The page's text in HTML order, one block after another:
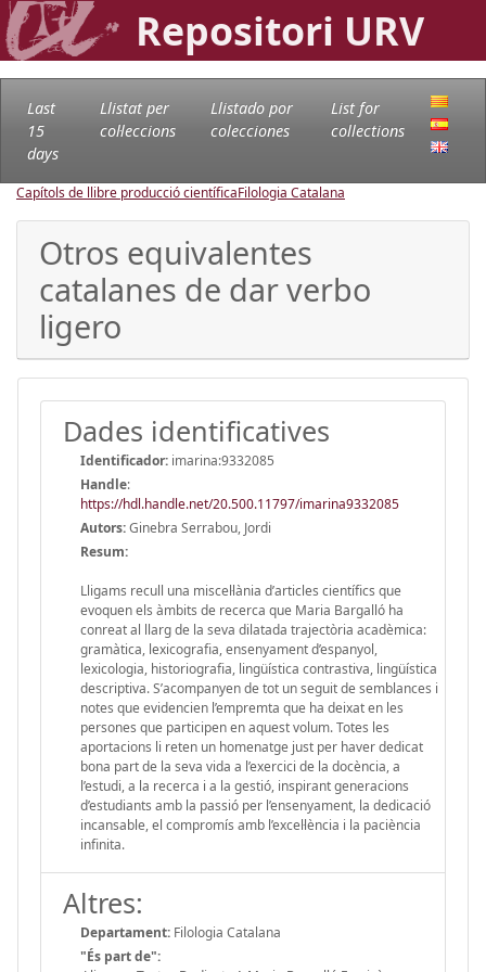
Repositori URV
Last
15
days
Llistat per
col·leccions
Llistado por
colecciones
List for
collections
Capítols de llibre producció científicaFilologia Catalana
Otros equivalentes
catalanes de dar verbo
ligero
Dades identificatives
Identificador: imarina:9332085
Handle:
https://hdl.handle.net/20.500.11797/imarina9332085
Autors:Ginebra Serrabou, Jordi
Resum:
Lligams recull una miscel·lània d’articles científics que
evoquen els àmbits de recerca que Maria Bargalló ha
conreat al llarg de la seva dilatada trajectòria acadèmica:
gramàtica, lexicografia, ensenyament d’espanyol,
lexicologia, historiografia, lingüística contrastiva, lingüística
descriptiva. S’acompanyen de tot un seguit de semblances i
notes que evidencien l’empremta que ha deixat en les
persones que participen en aquest volum. Totes les
aportacions li reten un homenatge just per haver dedicat
bona part de la seva vida a l’exercici de la docència, a
l’estudi, a la recerca i a la gestió, inspirant generacions
d’estudiants amb la passió per l’ensenyament, la dedicació
incansable, el compromís amb l’excel·lència i la paciència
infinita.
Altres:
Departament: Filologia Catalana
"És part de":